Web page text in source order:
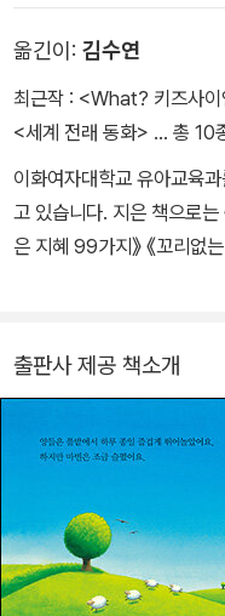
옮긴이: 김수연
최근작 : <What? 키즈사이
<세계 전래 동화> … 총 10
이화여자대학교 유아교육
고 있습니다. 지은 책으로는
은 지혜 99가지》 《꼬리없
출판사 제공 책소개